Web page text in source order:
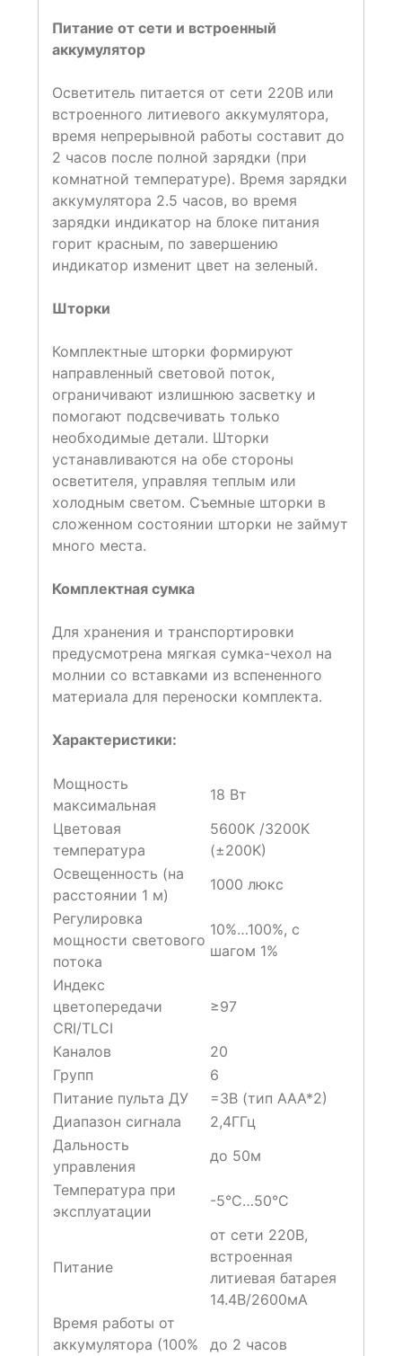
Питание от сети и встроенный
аккумулятор
Осветитель питается от сети 220В или
встроенного литиевого аккумулятора,
время непрерывной работы составит до
2 часов после полной зарядки (при
комнатной температуре). Время зарядки
аккумулятора 2.5 часов, во время
зарядки индикатор на блоке питания
горит красным, по завершению
индикатор изменит цвет на зеленый.
Шторки
Комплектные шторки формируют
направленный световой поток,
ограничивают излишнюю засветку и
помогают подсвечивать только
необходимые детали. Шторки
устанавливаются на обе стороны
осветителя, управляя теплым или
холодным светом. Съемные шторки в
сложенном состоянии шторки не займут
много места.
Комплектная сумка
Для хранения и транспортировки
предусмотрена мягкая сумка-чехол на
молнии со вставками из вспененного
материала для переноски комплекта.
Характеристики:
Мощность
максимальная
18 Вт
Цветовая
температура
5600K /3200K
(±200K)
Освещенность (на
расстоянии 1 м)
1000 люкс
Регулировка
мощности светового
потока
10%…100%, с
шагом 1%
Индекс
цветопередачи
CRI/TLCI
≥97
Каналов
20
Групп
6
Питание пульта ДУ
=3В (тип ААА*2)
Диапазон сигнала
2,4ГГц
Дальность
управления
до 50м
Температура при
эксплуатации
-5°С…50°С
Питание
от сети 220В,
встроенная
литиевая батарея
14.4В/2600мА
Время работы от
аккумулятора (100%
до 2 часов